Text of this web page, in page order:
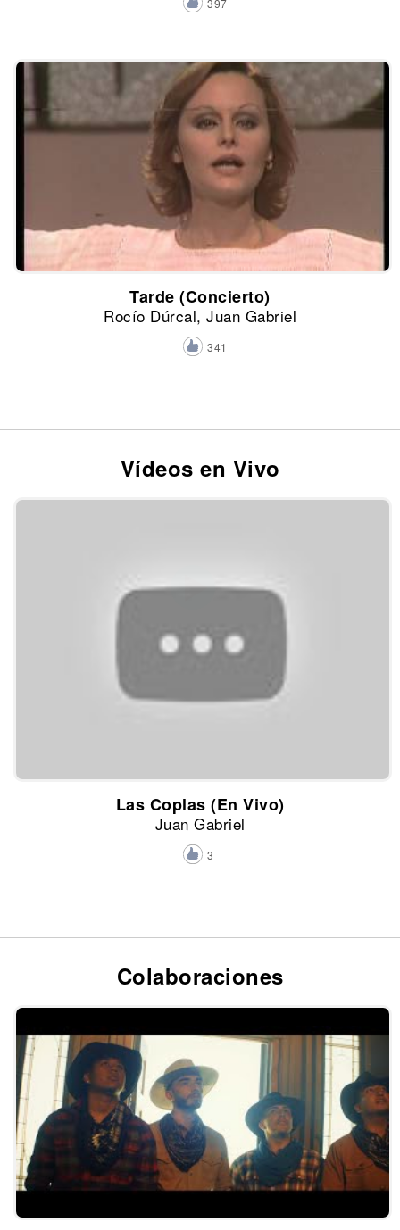
Tarde (Concierto)
Rocío Dúrcal, Juan Gabriel
341
Vídeos en Vivo
Las Coplas (En Vivo)
Juan Gabriel
3
Colaboraciones